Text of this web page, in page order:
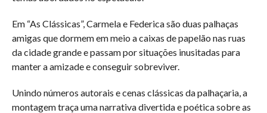
Em “As Clássicas”, Carmela e Federica são duas palhaças
amigas que dormem em meio a caixas de papelão nas ruas
da cidade grande e passam por situações inusitadas para
manter a amizade e conseguir sobreviver.
Unindo números autorais e cenas clássicas da palhaçaria, a
montagem traça uma narrativa divertida e poética sobre as